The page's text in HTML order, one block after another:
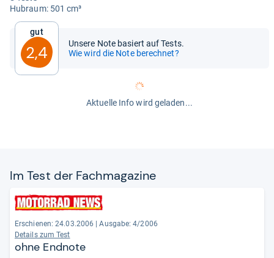
Hub­raum: 501 cm³
Gut
2,4
Unsere Note basiert auf Tests.
Wie wird die Note berechnet?
Aktuelle Info wird geladen...
Im Test der Fach­ma­ga­zine
Erschienen: 24.03.2006
Ausgabe: 4/2006
Details zum Test
ohne Endnote